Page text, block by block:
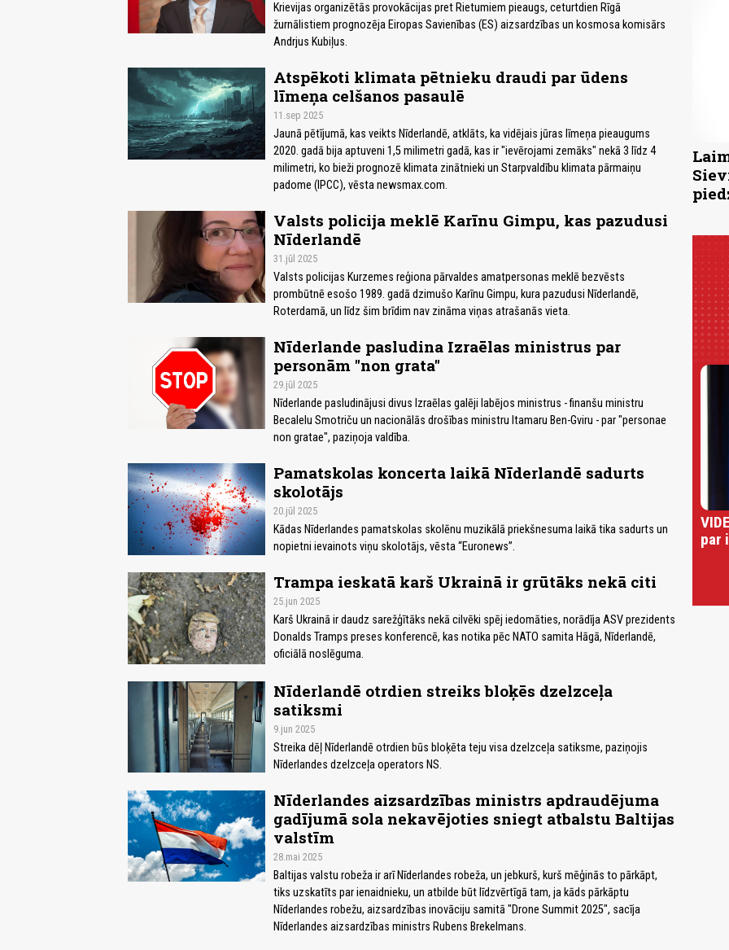
Krievijas organizētās provokācijas pret Rietumiem pieaugs, ceturtdien Rīgā
žurnālistiem prognozēja Eiropas Savienības (ES) aizsardzības un kosmosa komisārs
Andrjus Kubiļus.
Atspēkoti klimata pētnieku draudi par ūdens
līmeņa celšanos pasaulē
11.sep 2025
Jaunā pētījumā, kas veikts Nīderlandē, atklāts, ka vidējais jūras līmeņa pieaugums
2020. gadā bija aptuveni 1,5 milimetri gadā, kas ir "ievērojami zemāks" nekā 3 līdz 4
milimetri, ko bieži prognozē klimata zinātnieki un Starpvaldību klimata pārmaiņu
padome (IPCC), vēsta newsmax.com.
Valsts policija meklē Karīnu Gimpu, kas pazudusi
Nīderlandē
31.jūl 2025
Valsts policijas Kurzemes reģiona pārvaldes amatpersonas meklē bezvēsts
prombūtnē esošo 1989. gadā dzimušo Karīnu Gimpu, kura pazudusi Nīderlandē,
Roterdamā, un līdz šim brīdim nav zināma viņas atrašanās vieta.
Nīderlande pasludina Izraēlas ministrus par
personām "non grata"
29.jūl 2025
Nīderlande pasludinājusi divus Izraēlas galēji labējos ministrus - finanšu ministru
Becalelu Smotriču un nacionālās drošības ministru Itamaru Ben-Gviru - par "personae
non gratae", paziņoja valdība.
Pamatskolas koncerta laikā Nīderlandē sadurts
skolotājs
20.jūl 2025
Kādas Nīderlandes pamatskolas skolēnu muzikālā priekšnesuma laikā tika sadurts un
nopietni ievainots viņu skolotājs, vēsta “Euronews”.
Trampa ieskatā karš Ukrainā ir grūtāks nekā citi
25.jun 2025
Karš Ukrainā ir daudz sarežģītāks nekā cilvēki spēj iedomāties, norādīja ASV prezidents
Donalds Tramps preses konferencē, kas notika pēc NATO samita Hāgā, Nīderlandē,
oficiālā noslēguma.
Nīderlandē otrdien streiks bloķēs dzelzceļa
satiksmi
9.jun 2025
Streika dēļ Nīderlandē otrdien būs bloķēta teju visa dzelzceļa satiksme, paziņojis
Nīderlandes dzelzceļa operators NS.
Nīderlandes aizsardzības ministrs apdraudējuma
gadījumā sola nekavējoties sniegt atbalstu Baltijas
valstīm
28.mai 2025
Baltijas valstu robeža ir arī Nīderlandes robeža, un jebkurš, kurš mēģinās to pārkāpt,
tiks uzskatīts par ienaidnieku, un atbilde būt līdzvērtīgā tam, ja kāds pārkāptu
Nīderlandes robežu, aizsardzības inovāciju samitā "Drone Summit 2025", sacīja
Nīderlandes aizsardzības ministrs Rubens Brekelmans.
par